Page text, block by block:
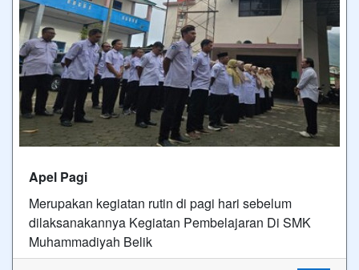
Apel Pagi
Merupakan kegiatan rutin di pagi hari sebelum
dilaksanakannya Kegiatan Pembelajaran Di SMK
Muhammadiyah Belik